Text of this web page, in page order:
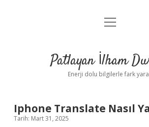
Anasayfa
Yasal Uyarı
menüyü
Patlayan İlham
Enerji dolu bilgilerle fark
Iphone Translate Nasıl
Tarih: Mart 31, 2025